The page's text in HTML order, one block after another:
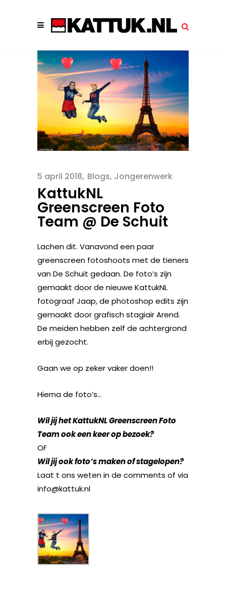
5 april 2018 Blogs, Jongerenwerk
KattukNL
Greenscreen Foto
Team @ De Schuit
Lachen dit. Vanavond een paar
greenscreen fotoshoots met de tieners
van De Schuit gedaan. De foto’s zijn
gemaakt door de nieuwe KattukNL
fotograaf Jaap, de photoshop edits zijn
gemaakt door grafisch stagiair Arend.
De meiden hebben zelf de achtergrond
erbij gezocht.
Gaan we op zeker vaker doen!!
Hierna de foto’s…
Wil jij het KattukNL Greenscreen Foto
Team ook een keer op bezoek?
OF
Wil jij ook foto’s maken of stagelopen?
Laat t ons weten in de comments of via
info@kattuk.nl